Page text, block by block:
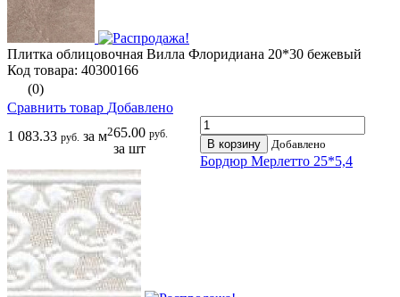
Плитка облицовочная Вилла Флоридиана 20*30 бежевый
Код товара: 40300166
(0)
Сравнить товар Добавлено
1 083.33 руб. за м265.00 руб.
за шт В корзину Добавлено
Бордюр Мерлетто 25*5,4